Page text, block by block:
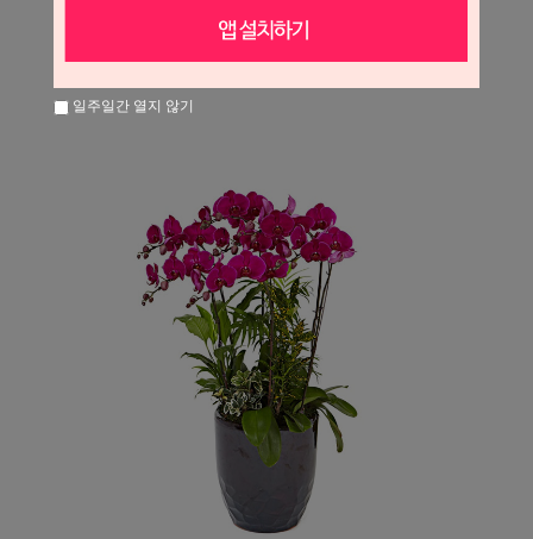
일주일간 열지 않기